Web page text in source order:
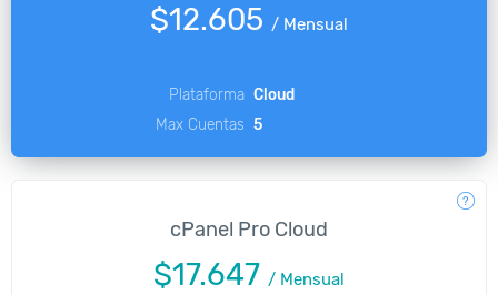
$12.605 / Mensual
Plataforma Cloud
Max Cuentas 5
cPanel Pro Cloud
$17.647 / Mensual